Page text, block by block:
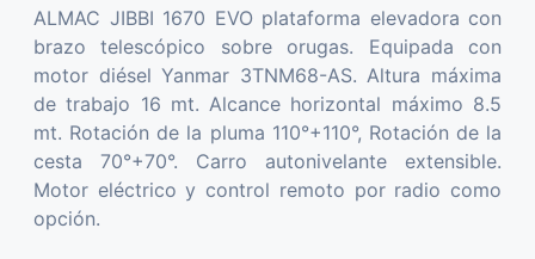
ALMAC JIBBI 1670 EVO plataforma elevadora con
brazo telescópico sobre orugas. Equipada con
motor diésel Yanmar 3TNM68-AS. Altura máxima
de trabajo 16 mt. Alcance horizontal máximo 8.5
mt. Rotación de la pluma 110°+110°, Rotación de la
cesta 70°+70°. Carro autonivelante extensible.
Motor eléctrico y control remoto por radio como
opción.